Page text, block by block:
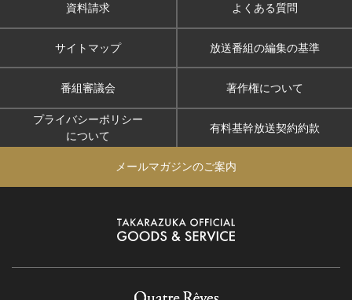
資料請求 よくある質問
サイトマップ 放送番組の編集の基準
番組審議会 著作権について
プライバシーポリシー
について
有料基幹放送契約約款
メールマガジンのご案内